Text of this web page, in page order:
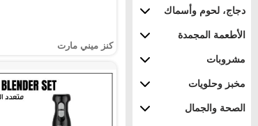
دجاج، لحوم وأسماك
الأطعمة المجمدة
مشروبات
مخبز وحلويات
الصحة والجمال
كنز ميني مارت